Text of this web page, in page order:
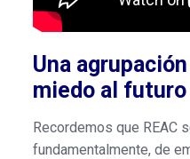
Una
miedo al futuro
Recordemos que REAC
fundamentalmente, de